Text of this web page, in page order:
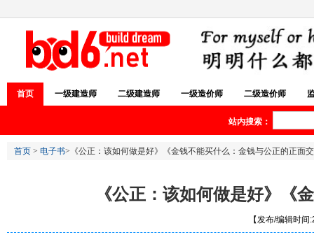
首页 一级建造师 二级建造师 一级造价师 二级造价师
站内搜索：
首页 > 电子书>《公正：该如何做是好》《金钱不能买什么：金钱与公正的正面
《公正：该如何做是好》《
【发布/编辑时